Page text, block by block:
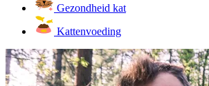
Gezondheid kat
Kattenvoeding